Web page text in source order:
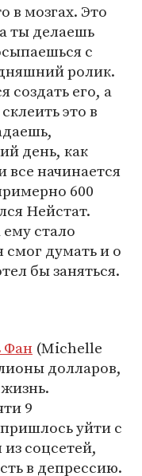
в мозгах. Это
ты делаешь
с
ролик.
создать его, а
это в
день, как
все начинается
600
Нейстат.
стало
смог думать и о
бы заняться.
(Michelle
долларов,
9
уйти с
соцсетей,
в депрессию.